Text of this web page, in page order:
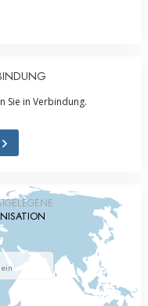
Sie in Verbindung.